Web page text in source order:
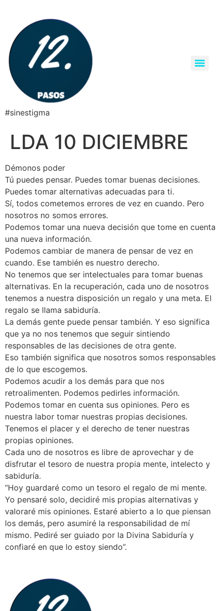
#sinestigma
LDA 10 DICIEMBRE
Démonos poder
Tú puedes pensar. Puedes tomar buenas decisiones.
Puedes tomar alternativas adecuadas para ti.
Sí, todos cometemos errores de vez en cuando. Pero
nosotros no somos errores.
Podemos tomar una nueva decisión que tome en cuenta
una nueva información.
Podemos cambiar de manera de pensar de vez en
cuando. Ese también es nuestro derecho.
No tenemos que ser intelectuales para tomar buenas
alternativas. En la recuperación, cada uno de nosotros
tenemos a nuestra disposición un regalo y una meta. El
regalo se llama sabiduría.
La demás gente puede pensar también. Y eso significa
que ya no nos tenemos que seguir sintiendo
responsables de las decisiones de otra gente.
Eso también significa que nosotros somos responsables
de lo que escogemos.
Podemos acudir a los demás para que nos
retroalimenten. Podemos pedirles información.
Podemos tomar en cuenta sus opiniones. Pero es
nuestra labor tomar nuestras propias decisiones.
Tenemos el placer y el derecho de tener nuestras
propias opiniones.
Cada uno de nosotros es libre de aprovechar y de
disfrutar el tesoro de nuestra propia mente, intelecto y
sabiduría.
“Hoy guardaré como un tesoro el regalo de mi mente.
Yo pensaré solo, decidiré mis propias alternativas y
valoraré mis opiniones. Estaré abierto a lo que piensan
los demás, pero asumiré la responsabilidad de mí
mismo. Pediré ser guiado por la Divina Sabiduría y
confiaré en que lo estoy siendo”.